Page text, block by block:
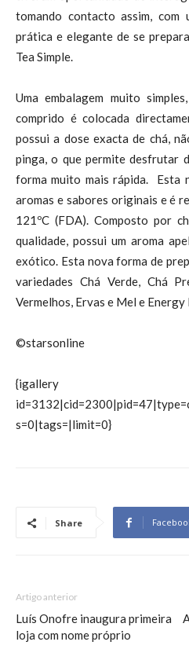
tomando contacto assim, com
prática e elegante de se
Tea Simple.
Uma embalagem muito
comprido é colocada
possui a dose exacta de chá,
pinga, o que permite desfrutar
forma muito mais rápida. Esta
aromas e sabores originais e é
121ºC (FDA). Composto por
qualidade, possui um aroma
exótico. Esta nova forma de
variedades Chá Verde, Chá
Vermelhos, Ervas e Mel e
©starsonline
{igallery
s=0|tags=|limit=0}
Share
Artigo anterior
Luís Onofre inaugura primeira
loja com nome próprio